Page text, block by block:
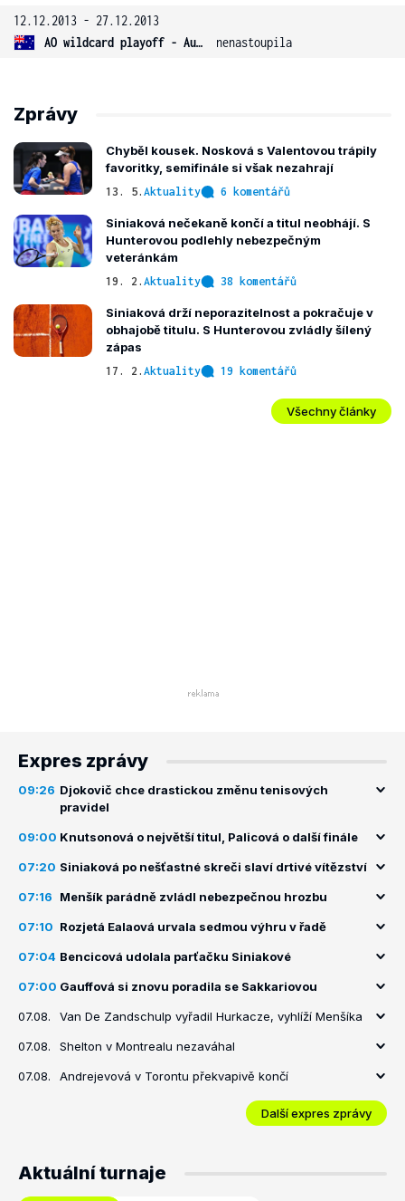
12.12.2013 - 27.12.2013
AO wildcard playoff - Austrálie
nenastoupila
Zprávy
Chyběl kousek. Nosková s Valentovou trápily
favoritky, semifinále si však nezahrají
13. 5. Aktuality 6 komentářů
Siniaková nečekaně končí a titul neobhájí. S
Hunterovou podlehly nebezpečným
veteránkám
19. 2. Aktuality 38 komentářů
Siniaková drží neporazitelnost a pokračuje v
obhajobě titulu. S Hunterovou zvládly šílený
zápas
17. 2. Aktuality 19 komentářů
Všechny články
Expres zprávy
09:26 Djokovič chce drastickou změnu tenisových
pravidel
09:00 Knutsonová o největší titul, Palicová o další finále
07:20 Siniaková po nešťastné skreči slaví drtivé vítězství
07:16 Menšík parádně zvládl nebezpečnou hrozbu
07:10 Rozjetá Ealaová urvala sedmou výhru v řadě
07:04 Bencicová udolala parťačku Siniakové
07:00 Gauffová si znovu poradila se Sakkariovou
07.08. Van De Zandschulp vyřadil Hurkacze, vyhlíží Menšíka
07.08. Shelton v Montrealu nezaváhal
07.08. Andrejevová v Torontu překvapivě končí
Další expres zprávy
Aktuální turnaje